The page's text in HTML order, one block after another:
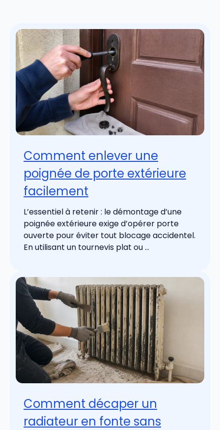
Comment enlever une
poignée de porte extérieure
facilement
L’essentiel à retenir : le démontage d’une
poignée extérieure exige d’opérer porte
ouverte pour éviter tout blocage accidentel.
En utilisant un tournevis plat ou ...
Comment décaper un
radiateur en fonte sans